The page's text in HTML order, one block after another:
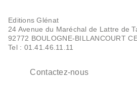
Editions Glénat
24 Avenue du Maréchal de Lattre de
92772 BOULOGNE-BILLANCOURT
Tel : 01.41.46.11.11
Contactez-nous